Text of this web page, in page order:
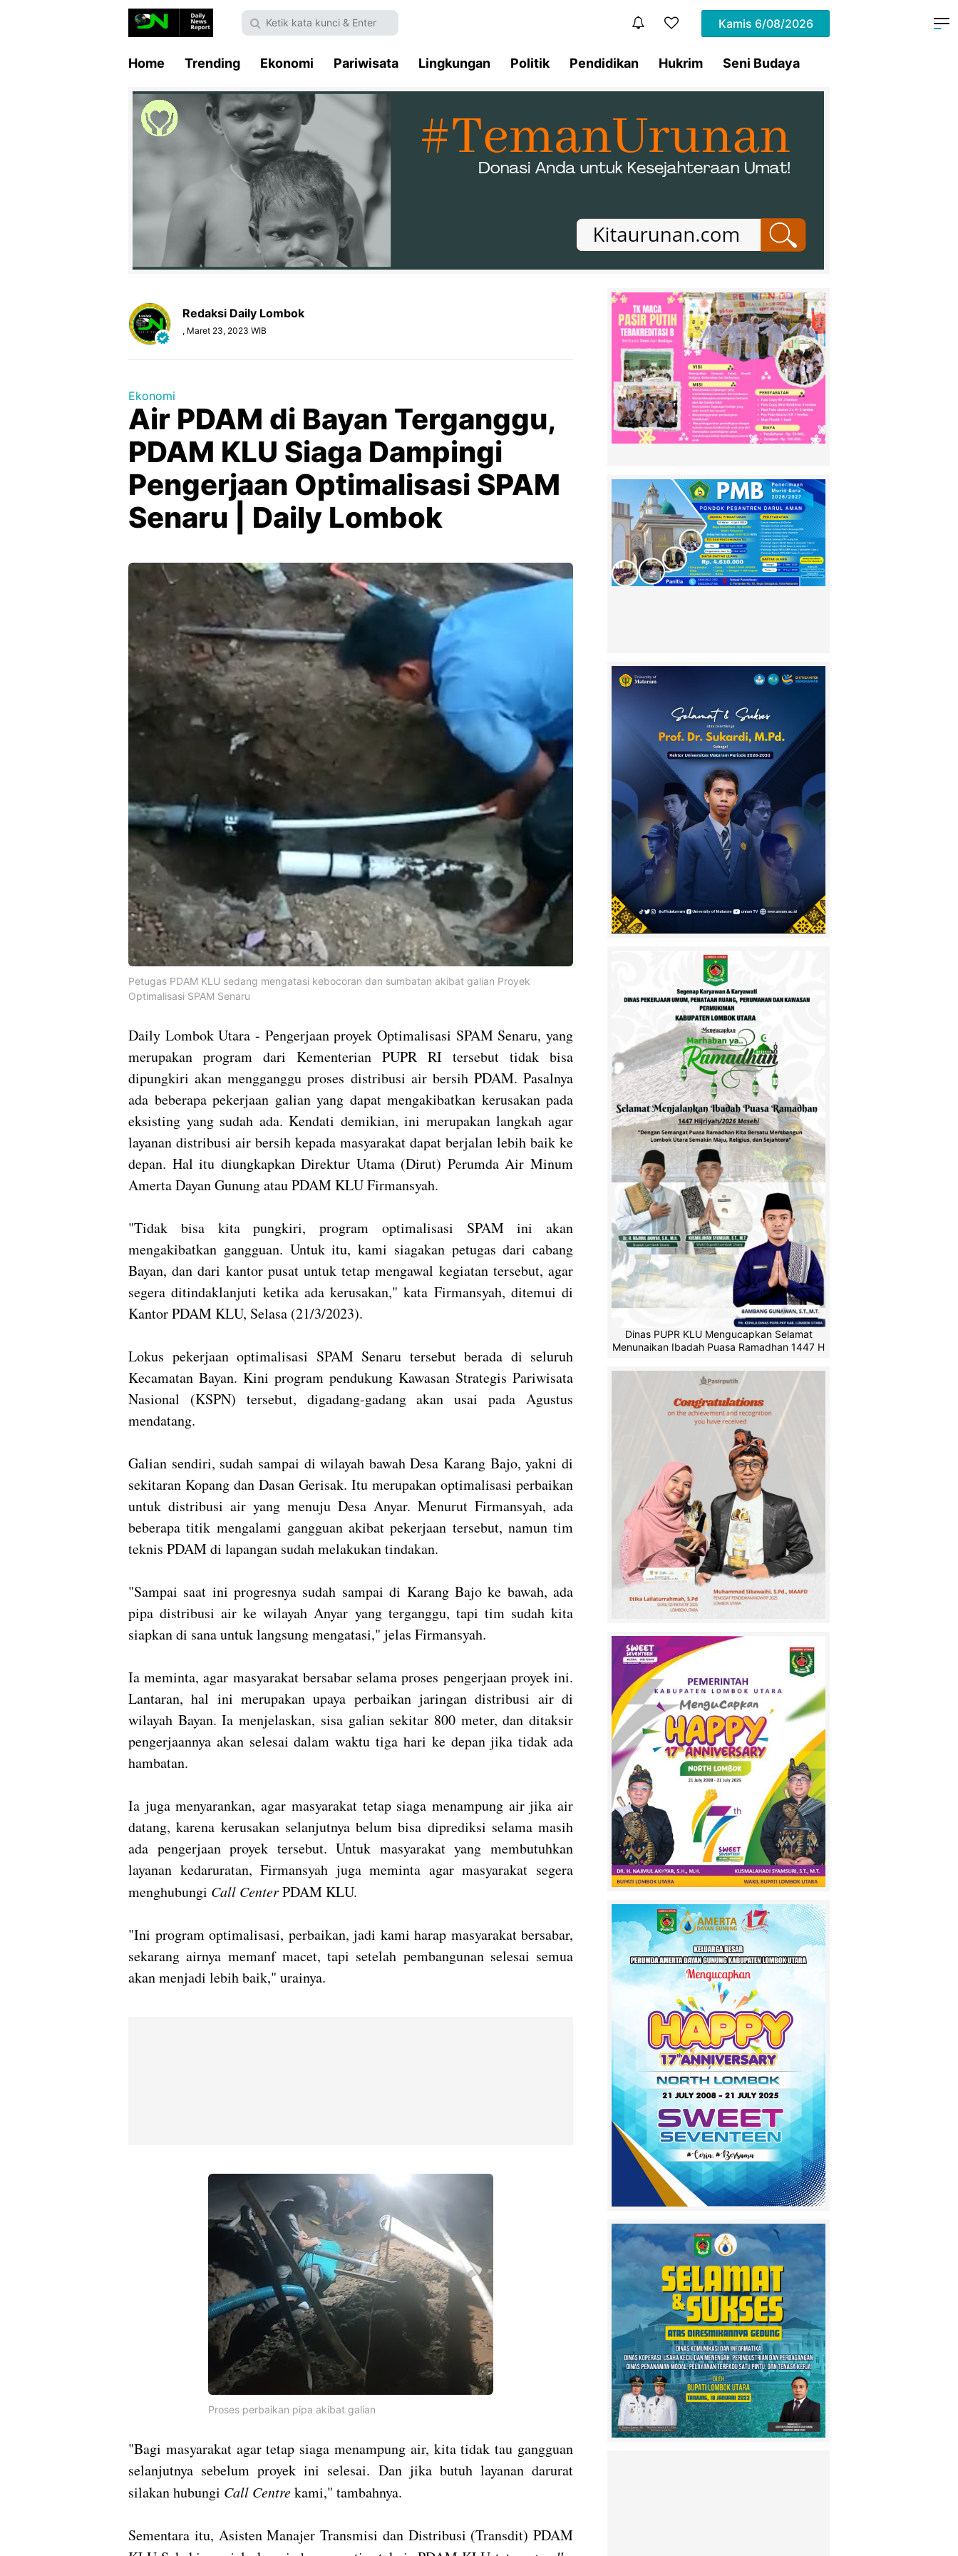
Kamis 6/08/2026
Home Trending Ekonomi Pariwisata Lingkungan Politik Pendidikan Hukrim Seni Budaya
Redaksi Daily Lombok
, Maret 23, 2023 WIB
Ekonomi
Air PDAM di Bayan Terganggu,
PDAM KLU Siaga Dampingi
Pengerjaan Optimalisasi SPAM
Senaru | Daily Lombok
Petugas PDAM KLU sedang mengatasi kebocoran dan sumbatan akibat galian Proyek
Optimalisasi SPAM Senaru
Daily Lombok Utara - Pengerjaan proyek Optimalisasi SPAM Senaru, yang
merupakan program dari Kementerian PUPR RI tersebut tidak bisa
dipungkiri akan mengganggu proses distribusi air bersih PDAM. Pasalnya
ada beberapa pekerjaan galian yang dapat mengakibatkan kerusakan pada
eksisting yang sudah ada. Kendati demikian, ini merupakan langkah agar
layanan distribusi air bersih kepada masyarakat dapat berjalan lebih baik ke
depan. Hal itu diungkapkan Direktur Utama (Dirut) Perumda Air Minum
Amerta Dayan Gunung atau PDAM KLU Firmansyah.
"Tidak bisa kita pungkiri, program optimalisasi SPAM ini akan
mengakibatkan gangguan. Untuk itu, kami siagakan petugas dari cabang
Bayan, dan dari kantor pusat untuk tetap mengawal kegiatan tersebut, agar
segera ditindaklanjuti ketika ada kerusakan," kata Firmansyah, ditemui di
Kantor PDAM KLU, Selasa (21/3/2023).
Lokus pekerjaan optimalisasi SPAM Senaru tersebut berada di seluruh
Kecamatan Bayan. Kini program pendukung Kawasan Strategis Pariwisata
Nasional (KSPN) tersebut, digadang-gadang akan usai pada Agustus
mendatang.
Galian sendiri, sudah sampai di wilayah bawah Desa Karang Bajo, yakni di
sekitaran Kopang dan Dasan Gerisak. Itu merupakan optimalisasi perbaikan
untuk distribusi air yang menuju Desa Anyar. Menurut Firmansyah, ada
beberapa titik mengalami gangguan akibat pekerjaan tersebut, namun tim
teknis PDAM di lapangan sudah melakukan tindakan.
"Sampai saat ini progresnya sudah sampai di Karang Bajo ke bawah, ada
pipa distribusi air ke wilayah Anyar yang terganggu, tapi tim sudah kita
siapkan di sana untuk langsung mengatasi," jelas Firmansyah.
Ia meminta, agar masyarakat bersabar selama proses pengerjaan proyek ini.
Lantaran, hal ini merupakan upaya perbaikan jaringan distribusi air di
wilayah Bayan. Ia menjelaskan, sisa galian sekitar 800 meter, dan ditaksir
pengerjaannya akan selesai dalam waktu tiga hari ke depan jika tidak ada
hambatan.
Ia juga menyarankan, agar masyarakat tetap siaga menampung air jika air
datang, karena kerusakan selanjutnya belum bisa diprediksi selama masih
ada pengerjaan proyek tersebut. Untuk masyarakat yang membutuhkan
layanan kedaruratan, Firmansyah juga meminta agar masyarakat segera
menghubungi Call CenterPDAM KLU.
"Ini program optimalisasi, perbaikan, jadi kami harap masyarakat bersabar,
sekarang airnya memanf macet, tapi setelah pembangunan selesai semua
akan menjadi lebih baik," urainya.
Proses perbaikan pipa akibat galian
"Bagi masyarakat agar tetap siaga menampung air, kita tidak tau gangguan
selanjutnya sebelum proyek ini selesai. Dan jika butuh layanan darurat
silakan hubungi Call Centrekami," tambahnya.
Sementara itu, Asisten Manajer Transmisi dan Distribusi (Transdit) PDAM
Dinas PUPR KLU Mengucapkan Selamat
Menunaikan Ibadah Puasa Ramadhan 1447 H